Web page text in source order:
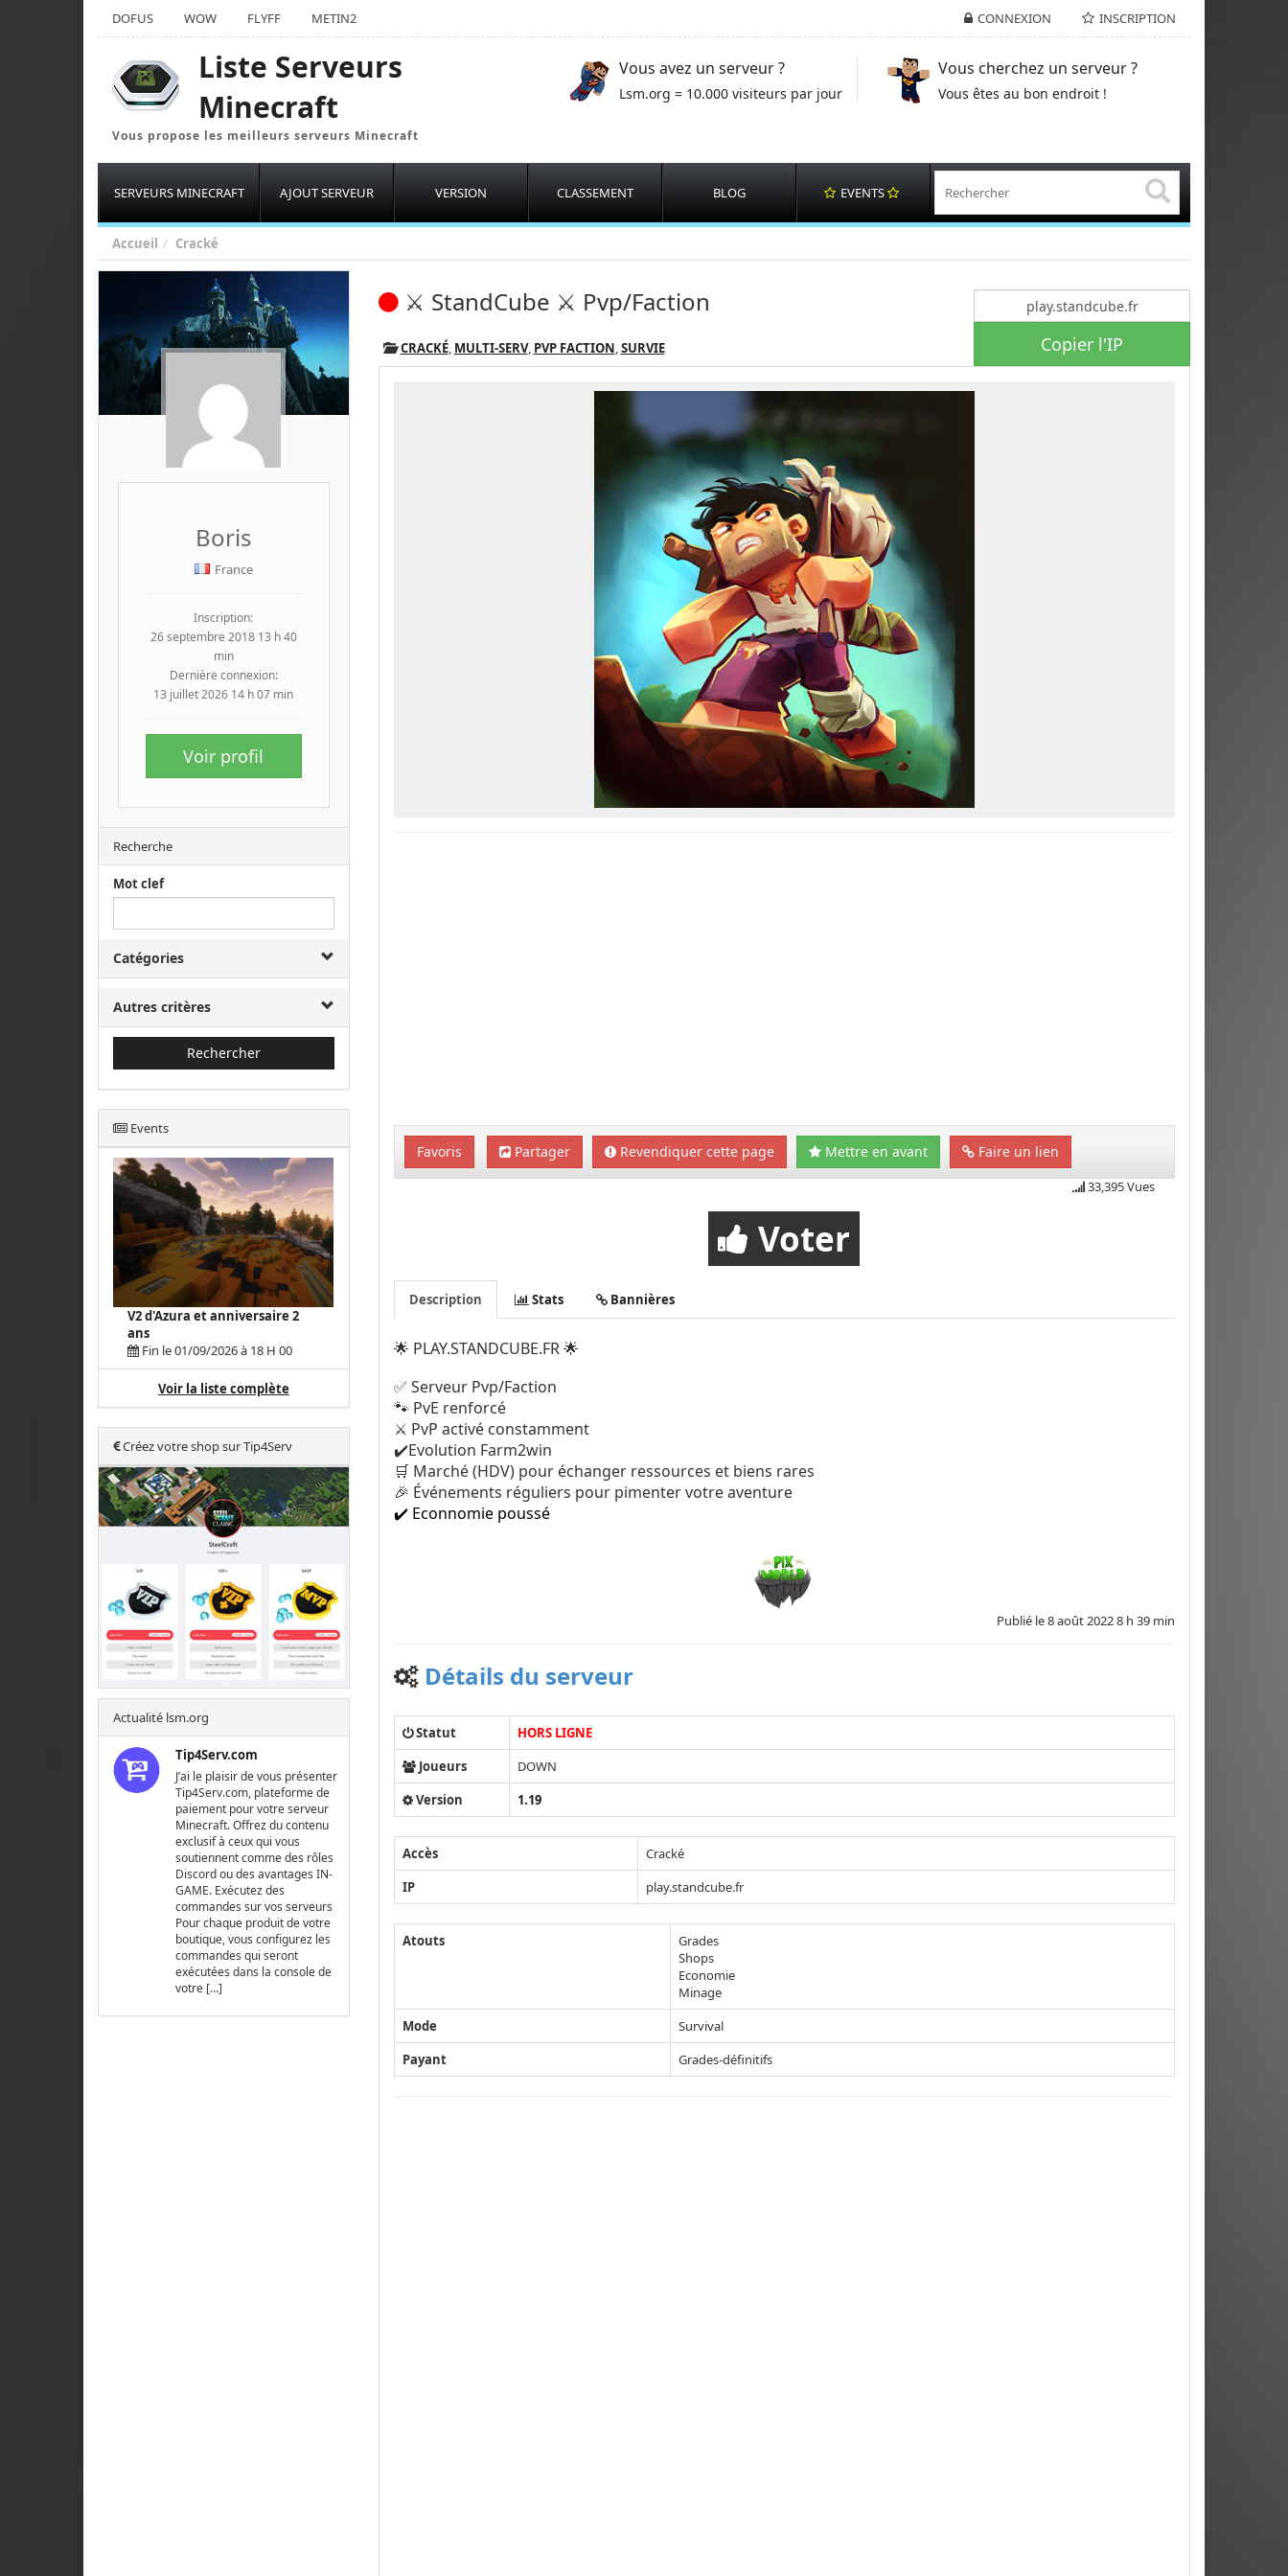
CONNEXION INSCRIPTION
DOFUS WOW FLYFF METIN2
Liste Serveurs
Minecraft
Vous propose les meilleurs serveurs Minecraft
Vous avez un serveur ?
Lsm.org = 10.000 visiteurs par jour
Vous cherchez un serveur ?
Vous êtes au bon endroit !
SERVEURS MINECRAFT AJOUT SERVEUR VERSION CLASSEMENT BLOG EVENTS
Accueil Cracké
Boris
France
Inscription:
26 septembre 2018 13 h 40
min
Dernière connexion:
13 juillet 2026 14 h 07 min
Voir profil
Recherche
Mot clef
Catégories
Autres critères
Rechercher
Events
V2 d'Azura et anniversaire 2
ans
Fin le 01/09/2026 à 18 H 00
Voir la liste complète
Créez votre shop sur Tip4Serv
Actualité lsm.org
Tip4Serv.com
J’ai le plaisir de vous présenter
Tip4Serv.com, plateforme de
paiement pour votre serveur
Minecraft. Offrez du contenu
exclusif à ceux qui vous
soutiennent comme des rôles
Discord ou des avantages IN-
GAME. Exécutez des
commandes sur vos serveurs
Pour chaque produit de votre
boutique, vous configurez les
commandes qui seront
exécutées dans la console de
votre […]
Copier l'IP
⚔️ StandCube ⚔️ Pvp/Faction
CRACKÉ, MULTI-SERV, PVP FACTION,SURVIE
Favoris Partager Revendiquer cette page Mettre en avant Faire un lien
33,395 Vues
Voter
Description Stats Bannières
🌟 PLAY.STANDCUBE.FR 🌟
✅ Serveur Pvp/Faction
🐾 PvE renforcé
⚔️ PvP activé constamment
✔️Evolution Farm2win
🛒 Marché (HDV) pour échanger ressources et biens rares
🎉 Événements réguliers pour pimenter votre aventure
✔️ Econnomie poussé
Publié le8 août 2022 8 h 39 min
Détails du serveur
Statut
HORS LIGNE
Joueurs
DOWN
Version
1.19
Accès
Cracké
IP
play.standcube.fr
Atouts
Grades
Shops
Economie
Minage
Mode
Survival
Payant
Grades-définitifs